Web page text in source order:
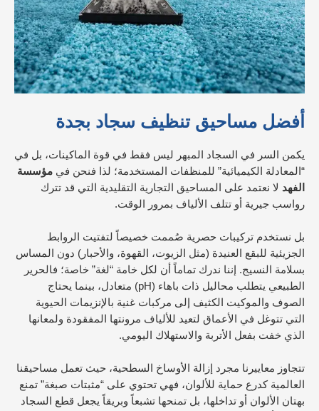
أفضل مساحيق تنظيف سجاد بجدة
يكمن السر في السجاد المبهر ليس فقط في قوة الماكينات، بل في
“المعادلة الكيميائية” للمنظفات المستخدمة؛ لذا فنحن في مؤسسة
الفهد لا نعتمد على المساحيق التجارية التقليدية التي قد تترك
رواسب جيرية أو تتلف الألياف بمرور الوقت.
بل نستخدم تركيبات حصرية صُممت خصيصاً لتفتيت الروابط
الجزيئية للبقع العنيدة (مثل الزيوت، القهوة، والأحبار) دون المساس
بسلامة النسيج. إننا ندرك تماماً أن لكل خامة “لغة” خاصة؛ فالحرير
الطبيعي يتطلب محاليل ذات باهاء (pH) متعادل، بينما يحتاج
الصوف والموكيت الكثيف إلى مركبات غنية بالإنزيمات الحيوية
التي تتوغل في الأعماق لتعيد للألياف مرونتها المفقودة ولمعانها
الذي خفت بفعل الأتربة والاستهلاك اليومي.
تتجاوز معاييرنا مجرد إزالة الأوساخ السطحية، حيث تعمل مساحيقنا
العالمية كدرع حماية للألوان، فهي تحتوي على “مثبتات صبغة” تمنع
بهتان الألوان أو تداخلها، بل تمنحها تشبعاً وبريقاً يجعل قطع السجاد